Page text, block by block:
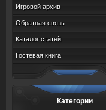
Игровой архив
Обратная связь
Каталог статей
Гостевая книга
Категории